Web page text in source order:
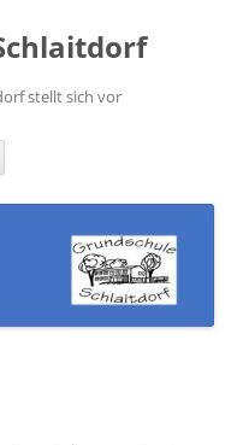
stellt sich vor